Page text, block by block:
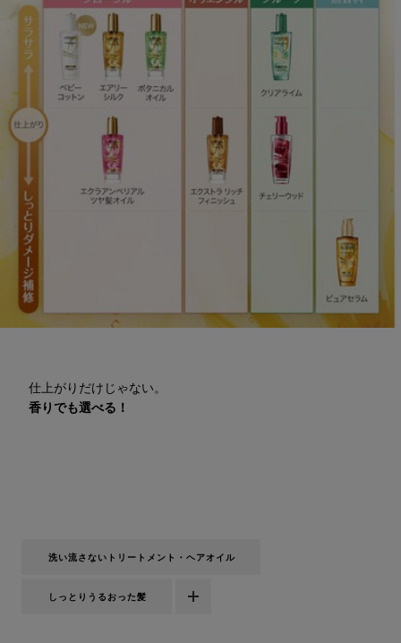
仕上がりだけじゃない。
香りでも選べる！
洗い流さないトリートメント・ヘアオイル
しっとりうるおった髪